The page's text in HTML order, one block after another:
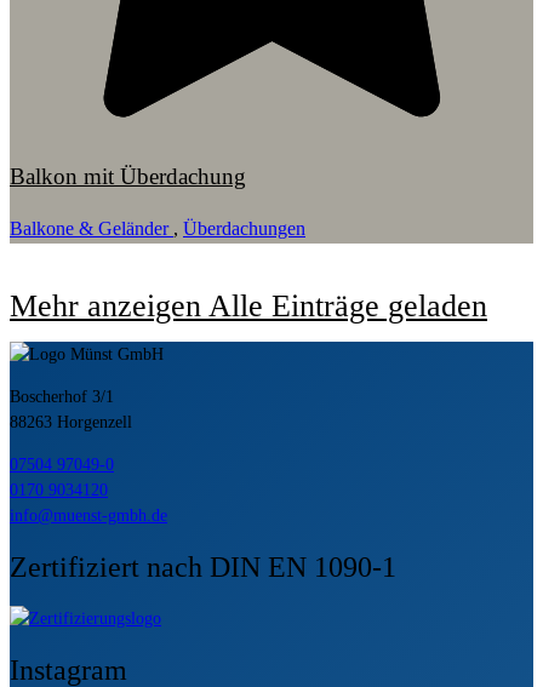
Balkon mit Überdachung
Balkone & Geländer , Überdachungen
Mehr anzeigen Alle Einträge geladen
Boscherhof 3/1
88263 Horgenzell
07504 97049-0
0170 9034120
info@muenst-gmbh.de
Zertifiziert nach DIN EN 1090-1
Instagram